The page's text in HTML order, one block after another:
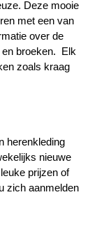
Deze mooie
met een van
over de
broeken. Elk
zoals kraag
herenkleding
nieuwe
prijzen of
zich aanmelden